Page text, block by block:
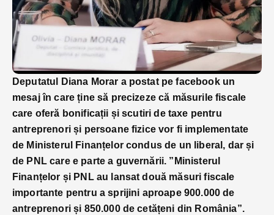
Deputatul Diana Morar a postat pe facebook un
mesaj în care ține să precizeze că măsurile fiscale
care oferă bonificații și scutiri de taxe pentru
antreprenori și persoane fizice vor fi implementate
de Ministerul Finanțelor condus de un liberal, dar și
de PNL care e parte a guvernării. ”Ministerul
Finanțelor și PNL au lansat două măsuri fiscale
importante pentru a sprijini aproape 900.000 de
antreprenori și 850.000 de cetățeni din România”.